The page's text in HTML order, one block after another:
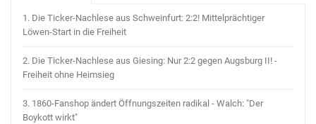
1. Die Ticker-Nachlese aus Schweinfurt: 2:2! Mittelprächtiger
Löwen-Start in die Freiheit
2. Die Ticker-Nachlese aus Giesing: Nur 2:2 gegen Augsburg II! -
Freiheit ohne Heimsieg
3. 1860-Fanshop ändert Öffnungszeiten radikal - Walch: "Der
Boykott wirkt"